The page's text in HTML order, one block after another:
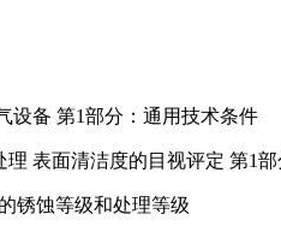
设备 第1部分：通用技术条件
理 表面清洁度的目视评定 第1
锈蚀等级和处理等级